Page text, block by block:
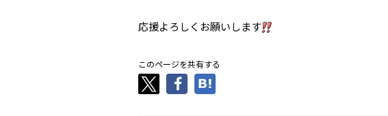
応援よろしくお願いします
このページを共有する